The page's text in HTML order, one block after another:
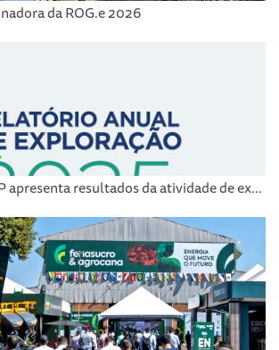
da ROG.e 2026
apresenta resultados da atividade de ex...